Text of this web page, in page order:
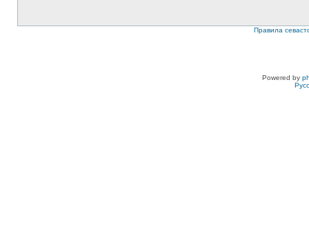
Правила
Powered by